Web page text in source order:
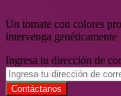
Un tomate con colores
intervenga genéticamente
Ingresa tu dirección de